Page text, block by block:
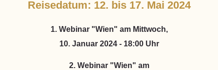
Reisedatum: 12. bis 17. Mai 2024
1. Webinar "Wien" am Mittwoch,
10. Januar 2024 - 18:00 Uhr
2. Webinar "Wien" am